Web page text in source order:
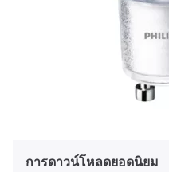
การดาวน์โหลดยอดนิยม